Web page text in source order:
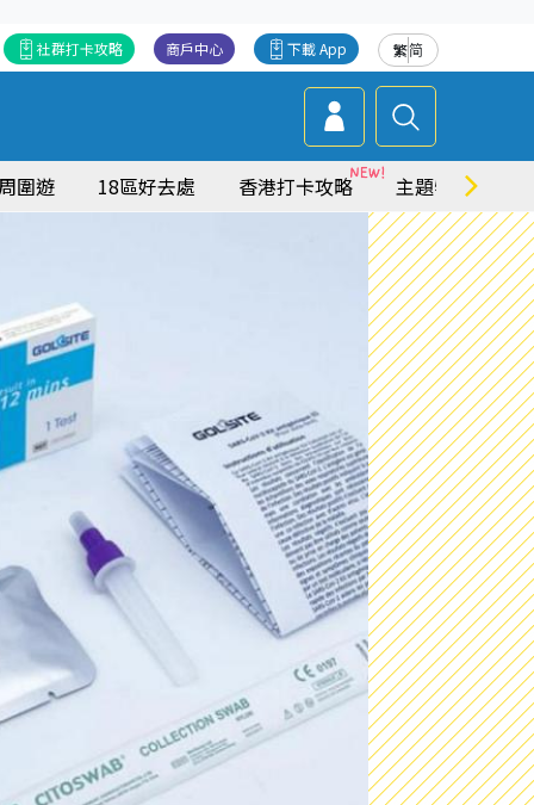
繁简
下載 App
商戶中心
社群打卡攻略
圍遊 18區好去處 香港打卡攻略 主題特集